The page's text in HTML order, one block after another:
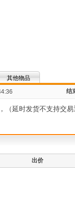
其他物品
结
（延时发货不支持交
出价